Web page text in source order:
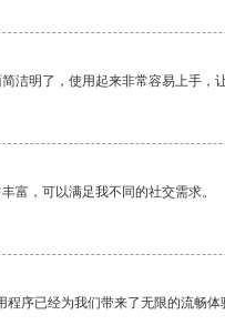
洁明了，使用起来非常容易上手，
富，可以满足我不同的社交需求。
程序已经为我们带来了无限的流畅体